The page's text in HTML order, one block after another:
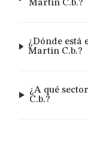
Martin C.b.?
¿Dónde está
Martin C.b.?
¿A qué
C.b.?